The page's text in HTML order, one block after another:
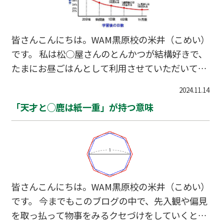
まして、とんかつをカレーにつけるということに
不束（ふつつか）ながら違和感を感じてしまうの
です。 なので、カツカレーのとんかつがルーの中
で溺れた状態で出てきた場合、即ごはんの上に救
出いたします。 …
皆さんこんにちは。WAM黒原校の米井（こめい）
です。 私は松○屋さんのとんかつが結構好きで、
たまにお昼ごはんとして利用させていただいてい
は配膳された食事を受け取る際に「2月12日
（水）まで配布」と明記されたクーポン券（無料
おまけしてくれるので、いつもよりは頻度をあげ
て利用しておりました。 すでに2枚貯まっていた
ので「よしこれで念願のコーラだ！」と意気込ん
で3枚目のクーポンを頂きに来店しました。 いつ
もとんかつ定食ではさすがに年齢的にもキツイ飽
きるので、カツカレーを注文してみたのですが、
2024.11.14
「天才と○鹿は紙一重」が持つ意味
皆さんこんにちは。WAM黒原校の米井（こめい）
です。 今までもこのブログの中で、先入観や偏見
を取っ払って物事をみるクセづけをしていくと、